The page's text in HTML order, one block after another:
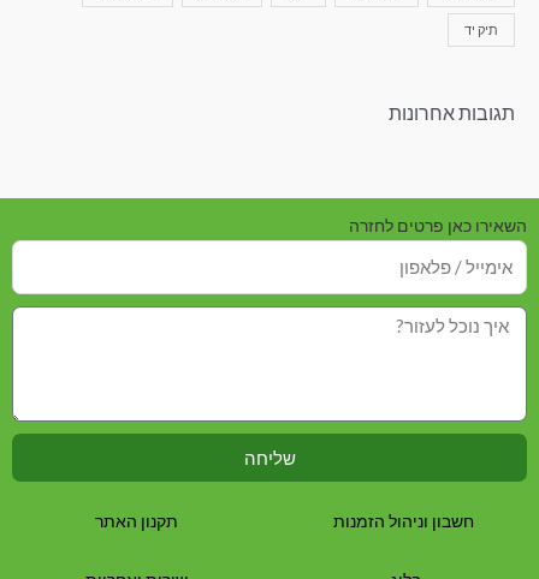
תיק יד
תגובות אחרונות
השאירו כאן פרטים לחזרה
שליחה
חשבון וניהול הזמנות תקנון האתר